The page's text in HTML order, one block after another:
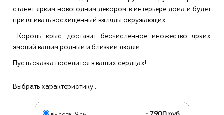
станет ярким новогодним декором в интерьере дома и будет
притягивать восхищенный взгляды окружающих.
Король крыс доставит бесчисленное множество ярких
эмоций вашим родным и близким людям.
Пусть сказка поселится в ваших сердцах!
Выбрать характеристику :